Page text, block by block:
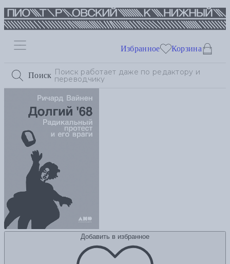
Поиск
Избранное Корзина
Добавить в избранное